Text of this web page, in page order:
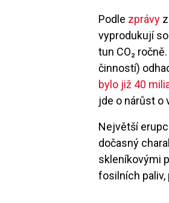
Podle zprávy
vyprodukují
tun CO₂
činností)
bylo již 40
jde o nárůst o
Největší
dočasný
skleníkovými
fosilních paliv,